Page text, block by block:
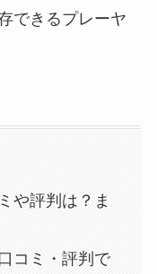
できるプレーヤ
や評判は？ま
コミ・評判で